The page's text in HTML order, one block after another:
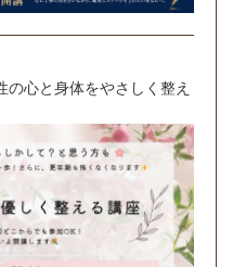
の心と身体をやさしく整え